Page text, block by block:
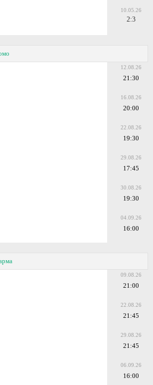
10.05.26
2:3
12.08.26
21:30
16.08.26
20:00
22.08.26
19:30
29.08.26
17:45
30.08.26
19:30
04.09.26
16:00
09.08.26
21:00
22.08.26
21:45
29.08.26
21:45
06.09.26
16:00